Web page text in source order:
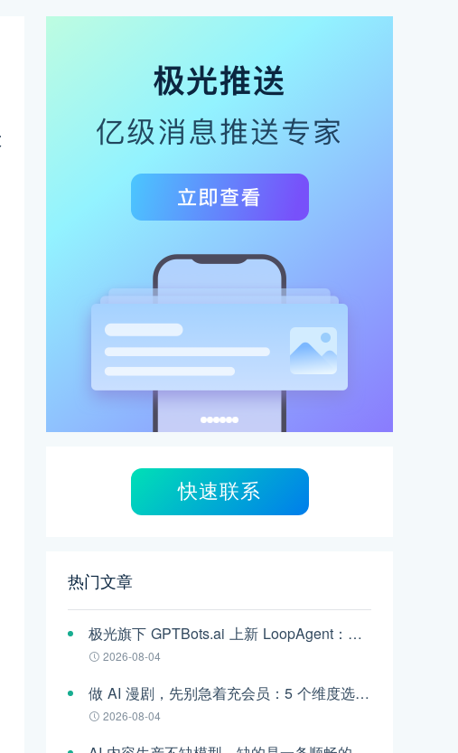
快速联系
热门文章
极光旗下 GPTBots.ai 上新 LoopAgent：复杂任务，交给 AI 一口气跑完
2026-08-04
做 AI 漫剧，先别急着充会员：5 个维度选对视频模型
2026-08-04